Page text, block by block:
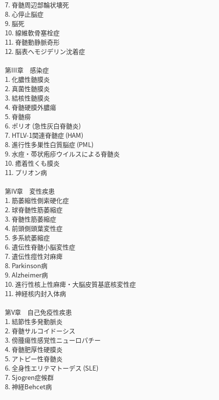
7. 脊髄周辺部輪状壊死
8. 心停止脳症
9. 脳死
10. 線維軟骨塞栓症
11. 脊髄動静脈奇形
12. 脳表ヘモジデリン沈着症
第III章 感染症
1. 化膿性髄膜炎
2. 真菌性髄膜炎
3. 結核性髄膜炎
4. 脊髄硬膜外膿瘍
5. 脊髄癆
6. ポリオ (急性灰白脊髄炎)
7. HTLV-1関連脊髄症 (HAM)
8. 進行性多巣性白質脳症 (PML)
9. 水痘・帯状疱疹ウイルスによる脊髄炎
10. 癒着性くも膜炎
11. プリオン病
第IV章 変性疾患
1. 筋萎縮性側索硬化症
2. 球脊髄性筋萎縮症
3. 脊髄性筋萎縮症
4. 前頭側頭葉変性症
5. 多系統萎縮症
6. 遺伝性脊髄小脳変性症
7. 遺伝性痙性対麻痺
8. Parkinson病
9. Alzheimer病
10. 進行性核上性麻痺・大脳皮質基底核変性症
11. 神経核内封入体病
第V章 自己免疫性疾患
1. 結節性多発動脈炎
2. 脊髄サルコイドーシス
3. 傍腫瘍性感覚性ニューロパチー
4. 脊髄肥厚性硬膜炎
5. アトピー性脊髄炎
6. 全身性エリテマトーデス (SLE)
7. Sjogren症候群
8. 神経Behcet病